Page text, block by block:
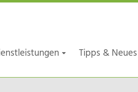
Tipps & Neues